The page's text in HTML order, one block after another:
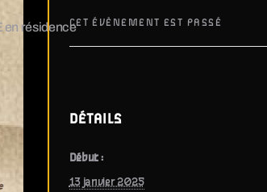
en résidenceCET ÉVÈNEMENT EST PASSÉ
DÉTAILS
Début :
13 janvier 2025